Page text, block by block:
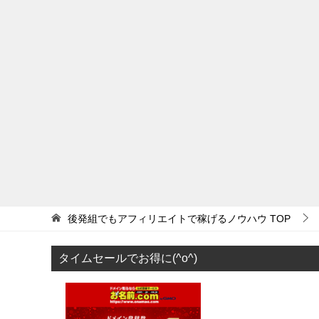
後発組でもアフィリエイトで稼げるノウハウ TOP
タイムセールでお得に(^o^)